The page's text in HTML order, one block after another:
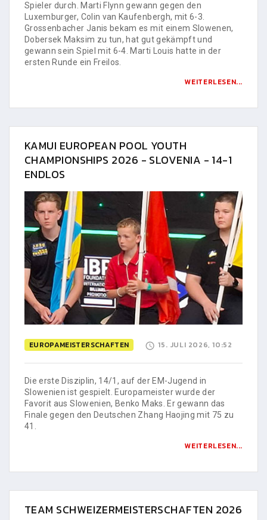
Spieler durch. Marti Flynn gewann gegen den
Luxemburger, Colin van Kaufenbergh, mit 6-3.
Grossenbacher Janis bekam es mit einem Slowenen,
Dobersek Maksim zu tun, hat gut gekämpft und
gewann sein Spiel mit 6-4. Marti Louis hatte in der
ersten Runde ein Freilos.
WEITERLESEN...
KAMUI EUROPEAN POOL YOUTH
CHAMPIONSHIPS 2026 - SLOVENIA - 14-1
ENDLOS
EUROPAMEISTERSCHAFTEN 15. JULI 2026, 10:52
Die erste Disziplin, 14/1, auf der EM-Jugend in
Slowenien ist gespielt. Europameister wurde der
Favorit aus Slowenien, Benko Maks. Er gewann das
Finale gegen den Deutschen Zhang Haojing mit 75 zu
41.
WEITERLESEN...
TEAM SCHWEIZERMEISTERSCHAFTEN 2026